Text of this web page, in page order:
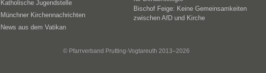
Katholische Jugendstelle
Münchner Kirchennachrichten
News aus dem Vatikan
Bischof Feige: Keine Gemeinsamkeiten
zwischen AfD und Kirche
© Pfarrverband Prutting-Vogtareuth 2013–2026